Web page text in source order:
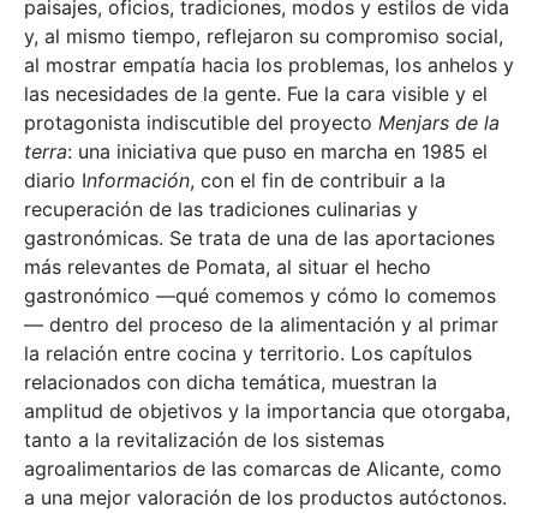
paisajes, oficios, tradiciones, modos y estilos de vida
y, al mismo tiempo, reflejaron su compromiso social,
al mostrar empatía hacia los problemas, los anhelos y
las necesidades de la gente. Fue la cara visible y el
protagonista indiscutible del proyecto Menjars de la
terra: una iniciativa que puso en marcha en 1985 el
diario Información, con el fin de contribuir a la
recuperación de las tradiciones culinarias y
gastronómicas. Se trata de una de las aportaciones
más relevantes de Pomata, al situar el hecho
gastronómico —qué comemos y cómo lo comemos
— dentro del proceso de la alimentación y al primar
la relación entre cocina y territorio. Los capítulos
relacionados con dicha temática, muestran la
amplitud de objetivos y la importancia que otorgaba,
tanto a la revitalización de los sistemas
agroalimentarios de las comarcas de Alicante, como
a una mejor valoración de los productos autóctonos.